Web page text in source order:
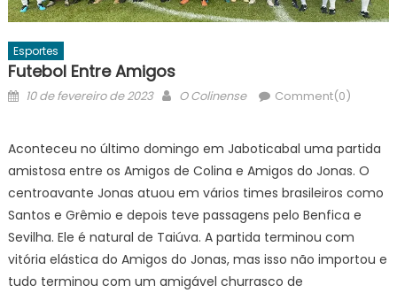
Esportes
Futebol Entre Amigos
Posted
10 de fevereiro de 2023 Author
O Colinense Comment(0)
Aconteceu no último domingo em Jaboticabal uma partida
amistosa entre os Amigos de Colina e Amigos do Jonas. O
centroavante Jonas atuou em vários times brasileiros como
Santos e Grêmio e depois teve passagens pelo Benfica e
Sevilha. Ele é natural de Taiúva. A partida terminou com
vitória elástica do Amigos do Jonas, mas isso não importou e
tudo terminou com um amigável churrasco de